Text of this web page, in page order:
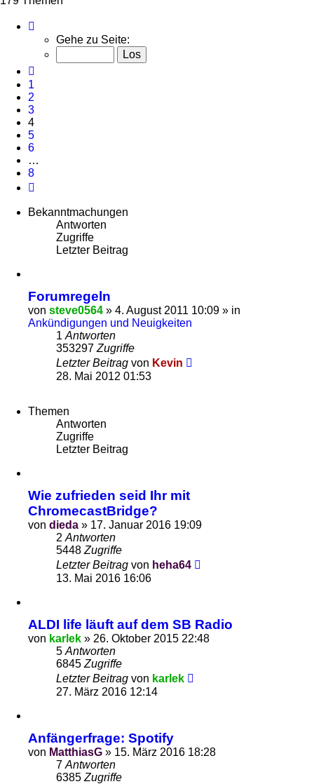
Gehe zu Seite:
1
2
3
4
5
6
…
8
Bekanntmachungen
Antworten
Zugriffe
Letzter Beitrag
Forumregeln
von steve0564 » 4. August 2011 10:09 » in
Ankündigungen und Neuigkeiten
1 Antworten
353297 Zugriffe
Letzter Beitrag von Kevin
28. Mai 2012 01:53
Themen
Antworten
Zugriffe
Letzter Beitrag
Wie zufrieden seid Ihr mit
ChromecastBridge?
von dieda » 17. Januar 2016 19:09
2 Antworten
5448 Zugriffe
Letzter Beitrag von heha64
13. Mai 2016 16:06
ALDI life läuft auf dem SB Radio
von karlek » 26. Oktober 2015 22:48
5 Antworten
6845 Zugriffe
Letzter Beitrag von karlek
27. März 2016 12:14
Anfängerfrage: Spotify
von MatthiasG » 15. März 2016 18:28
7 Antworten
6385 Zugriffe